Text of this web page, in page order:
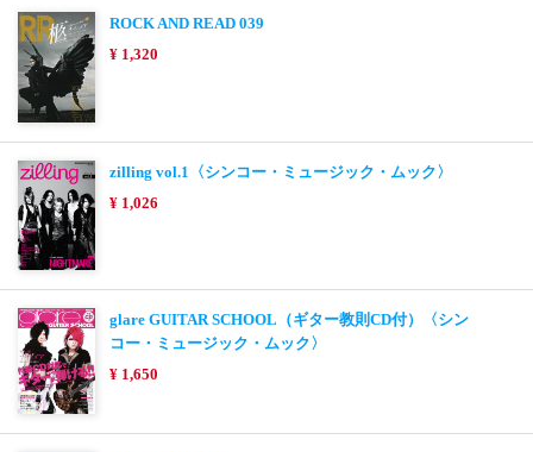
ROCK AND READ 039
¥ 1,320
zilling vol.1〈シンコー・ミュージック・ムック〉
¥ 1,026
glare GUITAR SCHOOL（ギター教則CD付）〈シン
コー・ミュージック・ムック〉
¥ 1,650